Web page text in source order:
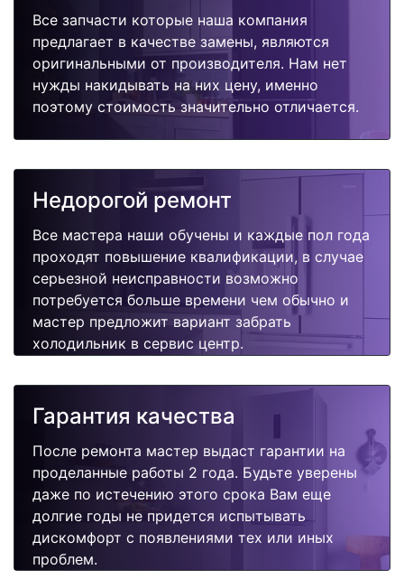
Все запчасти которые наша компания
предлагает в качестве замены, являются
оригинальными от производителя. Нам нет
нужды накидывать на них цену, именно
поэтому стоимость значительно отличается.
Недорогой ремонт
Все мастера наши обучены и каждые пол года
проходят повышение квалификации, в случае
серьезной неисправности возможно
потребуется больше времени чем обычно и
мастер предложит вариант забрать
холодильник в сервис центр.
Гарантия качества
После ремонта мастер выдаст гарантии на
проделанные работы 2 года. Будьте уверены
даже по истечению этого срока Вам еще
долгие годы не придется испытывать
дискомфорт с появлениями тех или иных
проблем.